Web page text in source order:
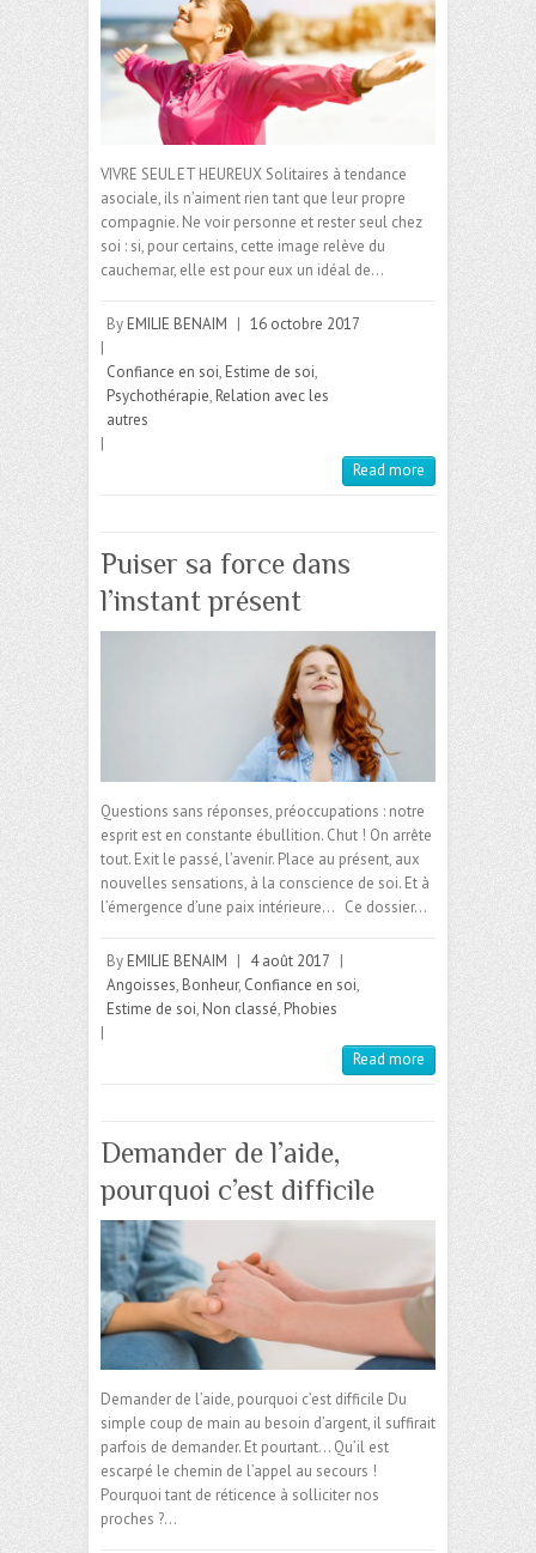
VIVRE SEUL ET HEUREUX Solitaires à tendance
asociale, ils n’aiment rien tant que leur propre
compagnie. Ne voir personne et rester seul chez
soi : si, pour certains, cette image relève du
cauchemar, elle est pour eux un idéal de…
By EMILIE BENAIM | 16 octobre 2017
|
Confiance en soi, Estime de soi,
Psychothérapie, Relation avec les
autres
|
Read more
Puiser sa force dans
l’instant présent
Questions sans réponses, préoccupations : notre
esprit est en constante ébullition. Chut ! On arrête
tout. Exit le passé, l’avenir. Place au présent, aux
nouvelles sensations, à la conscience de soi. Et à
l’émergence d’une paix intérieure… Ce dossier…
By EMILIE BENAIM | 4 août 2017 |
Angoisses, Bonheur, Confiance en soi,
Estime de soi, Non classé, Phobies
|
Read more
Demander de l’aide,
pourquoi c’est difficile
Demander de l’aide, pourquoi c’est difficile Du
simple coup de main au besoin d’argent, il suffirait
parfois de demander. Et pourtant… Qu’il est
escarpé le chemin de l’appel au secours !
Pourquoi tant de réticence à solliciter nos
proches ?…